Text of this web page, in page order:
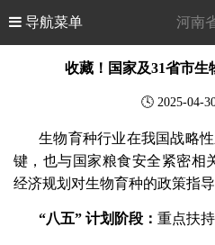
导航菜单 河南
收藏！国家及31省市生
🕓 2025-04-
生物育种行业在我国战略
键，也与国家粮食安全紧密相
经济规划对生物育种的政策指
“八五” 计划阶段： 重点扶